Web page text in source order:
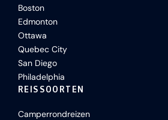
Boston
Edmonton
Ottawa
Quebec City
San Diego
Philadelphia
REISSOORTEN
Camperrondreizen